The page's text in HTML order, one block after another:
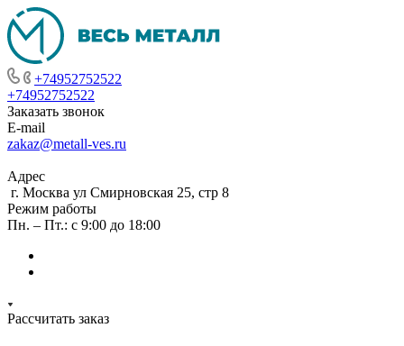
+74952752522
+74952752522
Заказать звонок
E-mail
zakaz@metall-ves.ru
Адрес
г. Москва ул Смирновская 25, стр 8
Режим работы
Пн. – Пт.: с 9:00 до 18:00
Рассчитать заказ